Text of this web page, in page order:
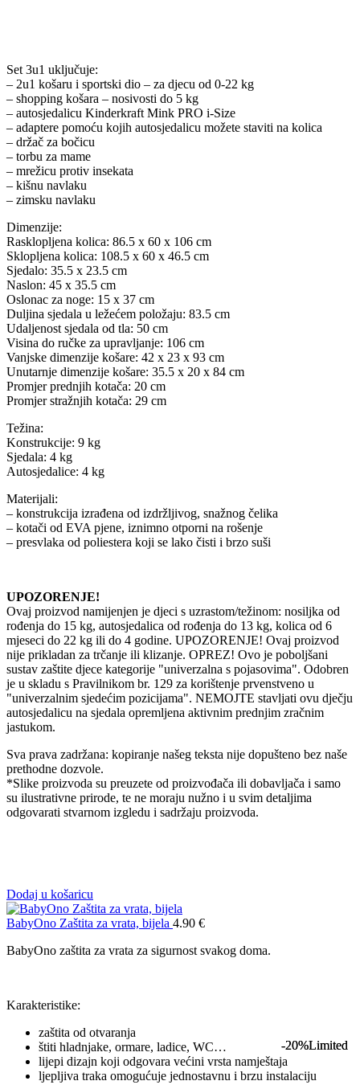
-20%Limited
Set 3u1 uključuje:
– 2u1 košaru i sportski dio – za djecu od 0-22 kg
– shopping košara – nosivosti do 5 kg
– autosjedalicu Kinderkraft Mink PRO i-Size
– adaptere pomoću kojih autosjedalicu možete staviti na kolica
– držač za bočicu
– torbu za mame
– mrežicu protiv insekata
– kišnu navlaku
– zimsku navlaku
Dimenzije:
Rasklopljena kolica: 86.5 x 60 x 106 cm
Sklopljena kolica: 108.5 x 60 x 46.5 cm
Sjedalo: 35.5 x 23.5 cm
Naslon: 45 x 35.5 cm
Oslonac za noge: 15 x 37 cm
Duljina sjedala u ležećem položaju: 83.5 cm
Udaljenost sjedala od tla: 50 cm
Visina do ručke za upravljanje: 106 cm
Vanjske dimenzije košare: 42 x 23 x 93 cm
Unutarnje dimenzije košare: 35.5 x 20 x 84 cm
Promjer prednjih kotača: 20 cm
Promjer stražnjih kotača: 29 cm
Težina:
Konstrukcije: 9 kg
Sjedala: 4 kg
Autosjedalice: 4 kg
Materijali:
– konstrukcija izrađena od izdržljivog, snažnog čelika
– kotači od EVA pjene, iznimno otporni na rošenje
– presvlaka od poliestera koji se lako čisti i brzo suši
UPOZORENJE!
Ovaj proizvod namijenjen je djeci s uzrastom/težinom: nosiljka od
rođenja do 15 kg, autosjedalica od rođenja do 13 kg, kolica od 6
mjeseci do 22 kg ili do 4 godine. UPOZORENJE! Ovaj proizvod
nije prikladan za trčanje ili klizanje. OPREZ! Ovo je poboljšani
sustav zaštite djece kategorije "univerzalna s pojasovima". Odobren
je u skladu s Pravilnikom br. 129 za korištenje prvenstveno u
"univerzalnim sjedećim pozicijama". NEMOJTE stavljati ovu dječju
autosjedalicu na sjedala opremljena aktivnim prednjim zračnim
jastukom.
Sva prava zadržana: kopiranje našeg teksta nije dopušteno bez naše
prethodne dozvole.
*Slike proizvoda su preuzete od proizvođača ili dobavljača i samo
su ilustrativne prirode, te ne moraju nužno i u svim detaljima
odgovarati stvarnom izgledu i sadržaju proizvoda.
Dodaj u košaricu
BabyOno Zaštita za vrata, bijela 4.90 €
BabyOno zaštita za vrata za sigurnost svakog doma.
Karakteristike:
zaštita od otvaranja
štiti hladnjake, ormare, ladice, WC…
lijepi dizajn koji odgovara većini vrsta namještaja
ljepljiva traka omogućuje jednostavnu i brzu instalaciju
-20%Limited